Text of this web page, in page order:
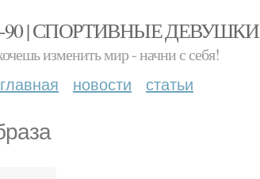
90 | СПОРТИВНЫЕ ДЕВУШКИ
изменить мир - начни с себя!
главная новости статьи